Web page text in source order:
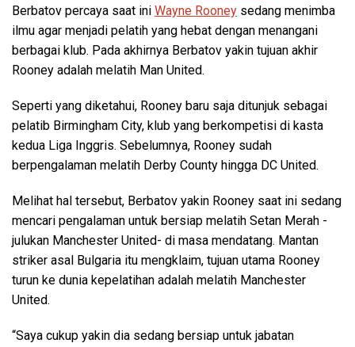
Berbatov percaya saat ini Wayne Rooney sedang menimba
ilmu agar menjadi pelatih yang hebat dengan menangani
berbagai klub. Pada akhirnya Berbatov yakin tujuan akhir
Rooney adalah melatih Man United.
Seperti yang diketahui, Rooney baru saja ditunjuk sebagai
pelatib Birmingham City, klub yang berkompetisi di kasta
kedua Liga Inggris. Sebelumnya, Rooney sudah
berpengalaman melatih Derby County hingga DC United.
Melihat hal tersebut, Berbatov yakin Rooney saat ini sedang
mencari pengalaman untuk bersiap melatih Setan Merah -
julukan Manchester United- di masa mendatang. Mantan
striker asal Bulgaria itu mengklaim, tujuan utama Rooney
turun ke dunia kepelatihan adalah melatih Manchester
United.
“Saya cukup yakin dia sedang bersiap untuk jabatan